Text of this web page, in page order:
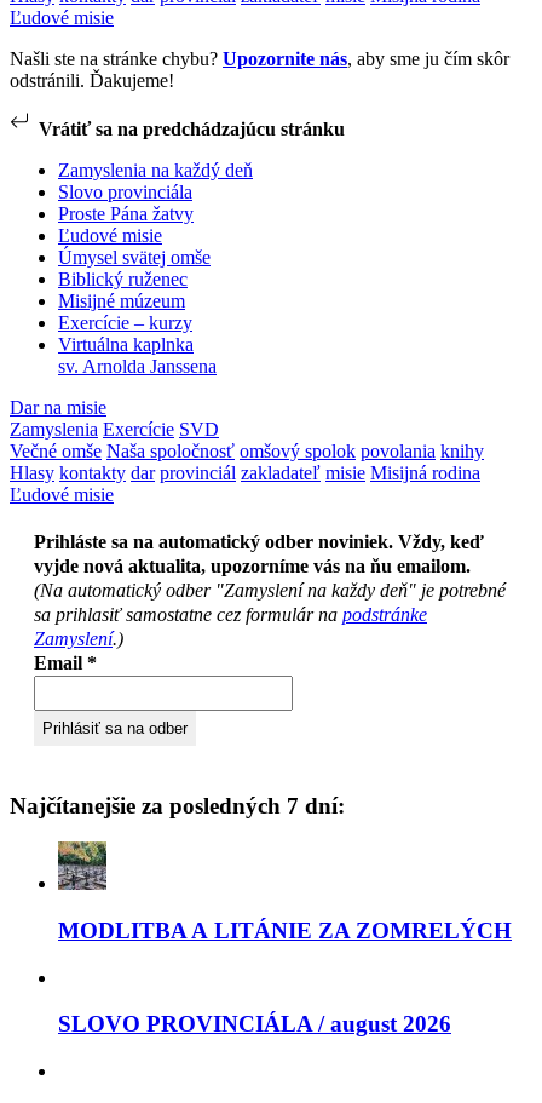
Ľudové misie
Našli ste na stránke chybu? Upozornite nás, aby sme ju čím skôr
odstránili. Ďakujeme!
Vrátiť sa na predchádzajúcu stránku
Zamyslenia na každý deň
Slovo provinciála
Proste Pána žatvy
Ľudové misie
Úmysel svätej omše
Biblický ruženec
Misijné múzeum
Exercície – kurzy
Virtuálna kaplnka
sv. Arnolda Janssena
Dar na misie
Zamyslenia Exercície SVD
Večné omše Naša spoločnosť omšový spolok povolania knihy
Hlasy kontakty dar provinciál zakladateľ misie Misijná rodina
Ľudové misie
Prihláste sa na automatický odber noviniek. Vždy, keď
vyjde nová aktualita, upozorníme vás na ňu emailom.
(Na automatický odber "Zamyslení na každy deň" je potrebné
sa prihlasiť samostatne cez formulár na podstránke
Zamyslení.)
Email *
Najčítanejšie za posledných 7 dní:
MODLITBA A LITÁNIE ZA ZOMRELÝCH
SLOVO PROVINCIÁLA / august 2026